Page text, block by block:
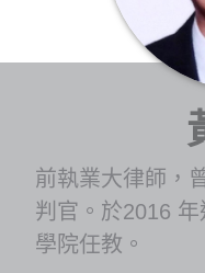
投票
視頻
前執業大律師，
判官。於2016
學院任教。